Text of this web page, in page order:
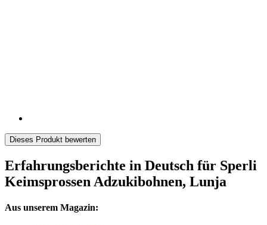
Dieses Produkt bewerten
Erfahrungsberichte in Deutsch für Sperli
Keimsprossen Adzukibohnen, Lunja
Aus unserem Magazin: